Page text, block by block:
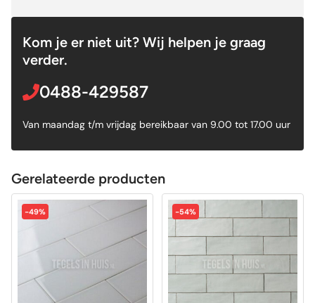
Kom je er niet uit? Wij helpen je graag
verder.
0488-429587
Van maandag t/m vrijdag bereikbaar van 9.00 tot 17.00 uur
Gerelateerde producten
-49% -54%